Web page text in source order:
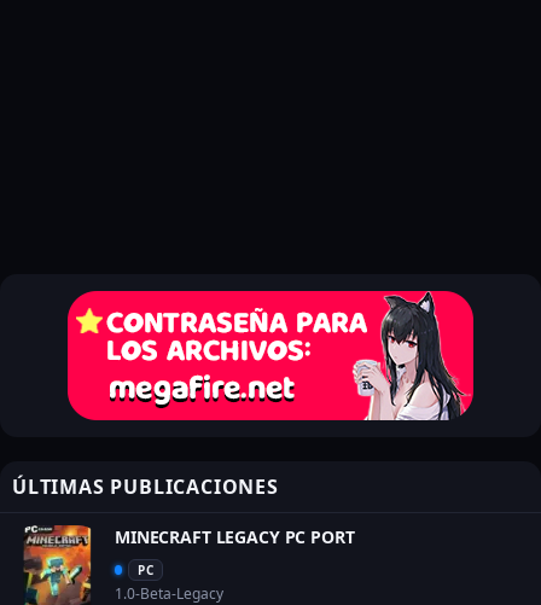
ÚLTIMAS PUBLICACIONES
MINECRAFT LEGACY PC PORT
PC
1.0-Beta-Legacy